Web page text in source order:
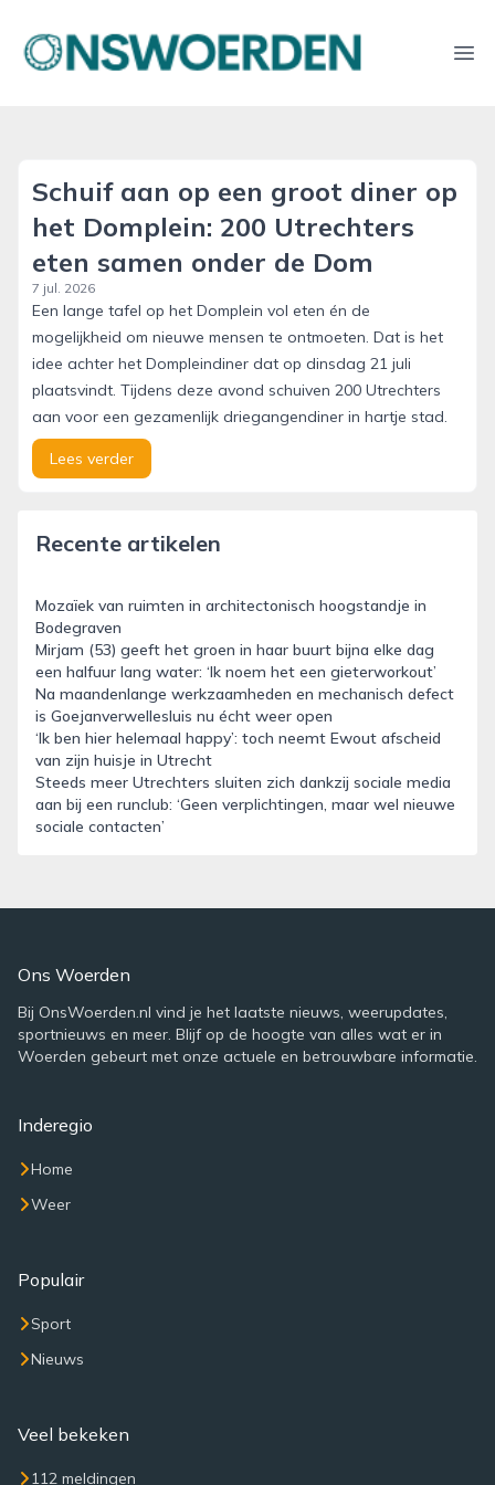
onswoerden.nl
Schuif aan op een groot diner op
het Domplein: 200 Utrechters
eten samen onder de Dom
7 jul. 2026
Een lange tafel op het Domplein vol eten én de
mogelijkheid om nieuwe mensen te ontmoeten. Dat is het
idee achter het Dompleindiner dat op dinsdag 21 juli
plaatsvindt. Tijdens deze avond schuiven 200 Utrechters
aan voor een gezamenlijk driegangendiner in hartje stad.
Lees verder
Recente artikelen
Mozaïek van ruimten in architectonisch hoogstandje in
Bodegraven
Mirjam (53) geeft het groen in haar buurt bijna elke dag
een halfuur lang water: ‘Ik noem het een gieterworkout’
Na maandenlange werkzaamheden en mechanisch defect
is Goejanverwellesluis nu écht weer open
‘Ik ben hier helemaal happy’: toch neemt Ewout afscheid
van zijn huisje in Utrecht
Steeds meer Utrechters sluiten zich dankzij sociale media
aan bij een runclub: ‘Geen verplichtingen, maar wel nieuwe
sociale contacten’
Ons Woerden
Bij OnsWoerden.nl vind je het laatste nieuws, weerupdates,
sportnieuws en meer. Blijf op de hoogte van alles wat er in
Woerden gebeurt met onze actuele en betrouwbare informatie.
Inderegio
Home
Weer
Populair
Sport
Nieuws
Veel bekeken
112 meldingen